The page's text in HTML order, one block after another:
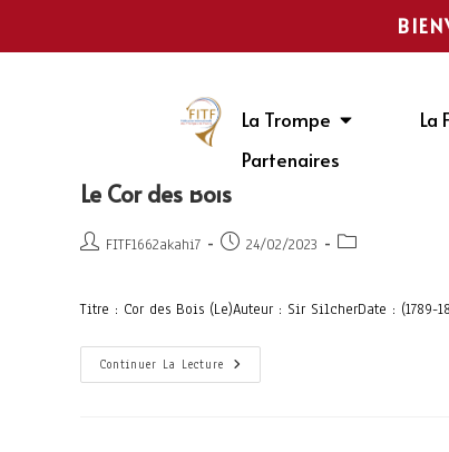
La Trompe La
Partenaires
Le Cor des Bois
FITF1662akahi7 24/02/2023
Titre : Cor des Bois (Le)Auteur : Sir SilcherDate :
Continuer La Lecture